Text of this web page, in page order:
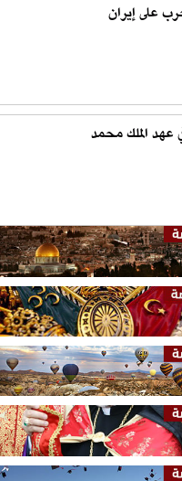
على إيران
عهد الملك محمد